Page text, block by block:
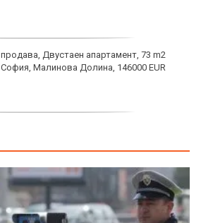
продава, Двустаен апартамент, 73 m2
София, Малинова Долина, 146000 EUR